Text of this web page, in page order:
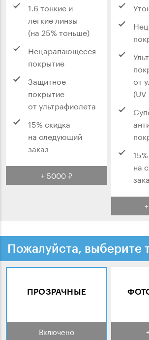
1.6 тонкие и
легкие линзы
(на 25% тоньше)
Нецарапающееся
покрытие
Защитное
покрытие
от ультрафиолета
15% скидка
на следующий
заказ
+ 5000 ₽
от
на
Пожалуйста, выберите
ПРОЗРАЧНЫЕ
Включено